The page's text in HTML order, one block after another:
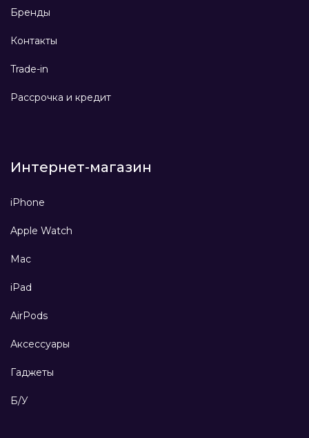
Бренды
Контакты
Trade-in
Рассрочка и кредит
Интернет-магазин
iPhone
Apple Watch
Mac
iPad
AirPods
Аксессуары
Гаджеты
Б/У